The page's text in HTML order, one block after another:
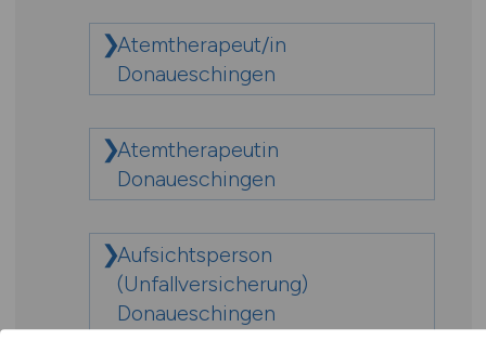
Atemtherapeut/in
Donaueschingen
Atemtherapeutin
Donaueschingen
Aufsichtsperson
(Unfallversicherung)
Donaueschingen